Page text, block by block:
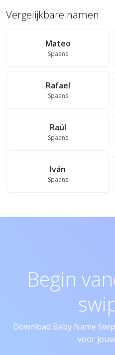
Vergelijkbare namen
Mateo
Spaans
Rafael
Spaans
Raúl
Spaans
Iván
Spaans
Begin
Download Baby Name
voor